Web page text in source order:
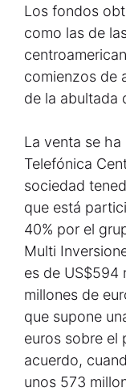
Los fondos
como las de
comienzos de
de la abultada
La venta se
Telefónica
sociedad
que está
40% por el
Multi
es de US$594
millones de
que supone
euros sobre el
acuerdo,
unos 573